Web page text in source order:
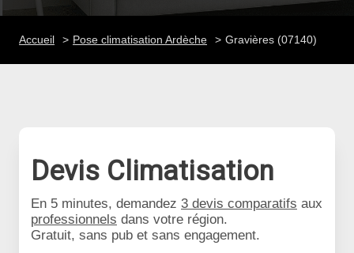
Accueil Pose climatisation Ardèche Gravières (07140)
Devis Climatisation
En 5 minutes, demandez 3 devis comparatifs aux
professionnels dans votre région.
Gratuit, sans pub et sans engagement.